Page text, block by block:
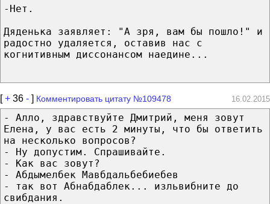
-Нет.
Дяденька заявляет: "А зря, вам бы пошло!" и
радостно удаляется, оставив нас с
когнитивным диссонансом наедине...
[+ 36 - ] Комментировать цитату №109478 16.02.2015
- Алло, здравствуйте Дмитрий, меня зовут
Елена, у вас есть 2 минуты, что бы ответить
на несколько вопросов?
- Ну допустим. Спрашивайте.
- Как вас зовут?
- Абдымелбек Мавбдальбебиебев
- так вот Абнабдаблек... изльвибните до
свибдания.